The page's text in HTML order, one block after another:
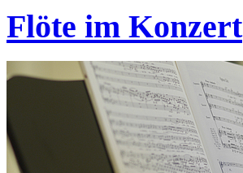
Flöte im Konzert